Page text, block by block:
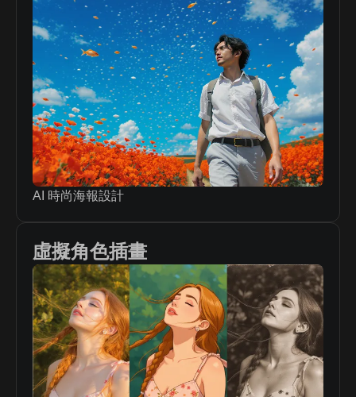
AI 時尚海報設計
虛擬角色插畫